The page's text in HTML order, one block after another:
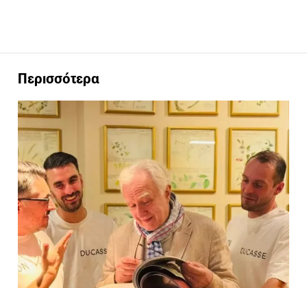
Περισσότερα